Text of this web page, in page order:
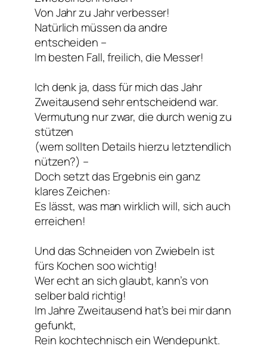
Von Jahr zu Jahr verbesser!
Natürlich müssen da andre
entscheiden –
Im besten Fall, freilich, die Messer!
Ich denk ja, dass für mich das Jahr
Zweitausend sehr entscheidend war.
Vermutung nur zwar, die durch wenig zu
stützen
(wem sollten Details hierzu letztendlich
nützen?) –
Doch setzt das Ergebnis ein ganz
klares Zeichen:
Es lässt, was man wirklich will, sich auch
erreichen!
Und das Schneiden von Zwiebeln ist
fürs Kochen soo wichtig!
Wer echt an sich glaubt, kann’s von
selber bald richtig!
Im Jahre Zweitausend hat’s bei mir dann
gefunkt,
Rein kochtechnisch ein Wendepunkt.